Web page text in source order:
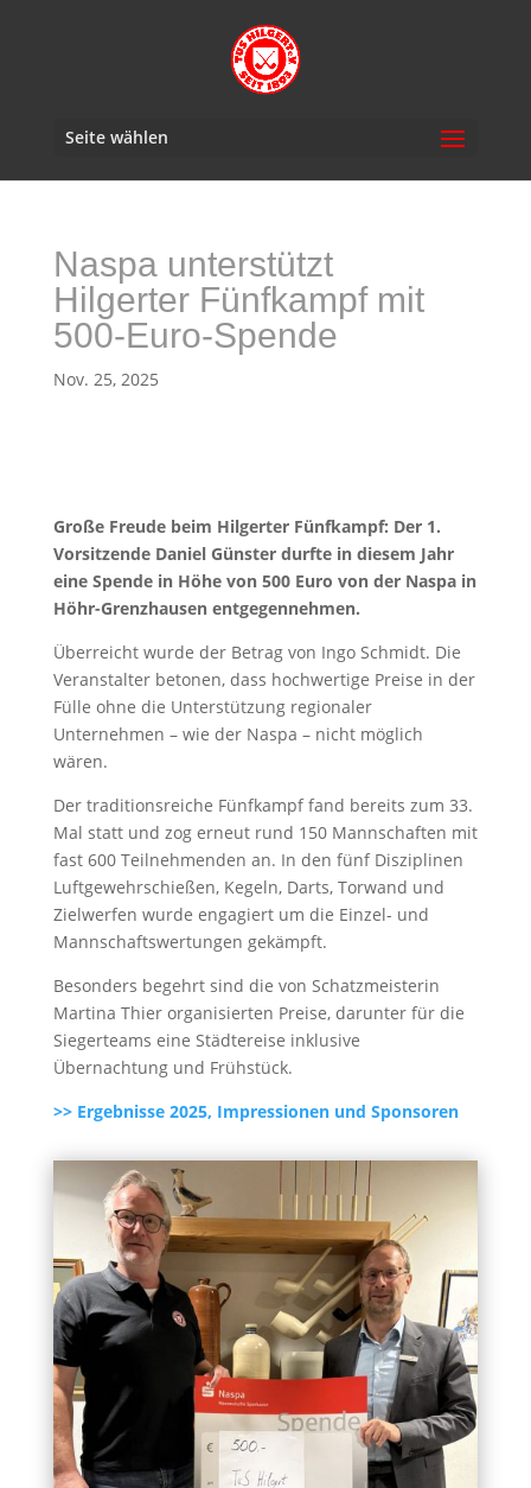
Seite wählen
Naspa unterstützt
Hilgerter Fünfkampf mit
500-Euro-Spende
Nov. 25, 2025
Große Freude beim Hilgerter Fünfkampf: Der 1.
Vorsitzende Daniel Günster durfte in diesem Jahr
eine Spende in Höhe von 500 Euro von der Naspa in
Höhr-Grenzhausen entgegennehmen.
Überreicht wurde der Betrag von Ingo Schmidt. Die
Veranstalter betonen, dass hochwertige Preise in der
Fülle ohne die Unterstützung regionaler
Unternehmen – wie der Naspa – nicht möglich
wären.
Der traditionsreiche Fünfkampf fand bereits zum 33.
Mal statt und zog erneut rund 150 Mannschaften mit
fast 600 Teilnehmenden an. In den fünf Disziplinen
Luftgewehrschießen, Kegeln, Darts, Torwand und
Zielwerfen wurde engagiert um die Einzel- und
Mannschaftswertungen gekämpft.
Besonders begehrt sind die von Schatzmeisterin
Martina Thier organisierten Preise, darunter für die
Siegerteams eine Städtereise inklusive
Übernachtung und Frühstück.
>> Ergebnisse 2025, Impressionen und Sponsoren